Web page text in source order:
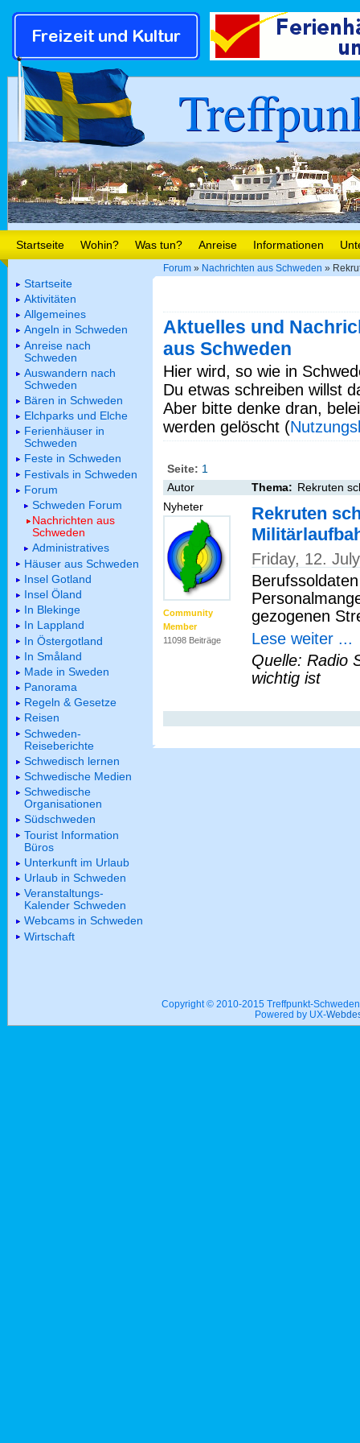
Startseite Wohin? Was tun? Anreise Informationen
Forum » Nachrichten aus Schweden »
Aktuelles und
aus Schweden
Hier wird, so wie in
Du etwas schreiben willst
Aber bitte denke dran,
werden gelöscht (
Seite: 1
Autor
Thema: Rekruten
Nyheter
Community
Member
11098 Beiträge
Rekruten
Friday, 12.
gezogenen
Lese weiter ...
Quelle: Radio
wichtig ist
Startseite
Aktivitäten
Allgemeines
Angeln in Schweden
Anreise nach
Schweden
Auswandern nach
Schweden
Bären in Schweden
Elchparks und Elche
Ferienhäuser in
Schweden
Feste in Schweden
Festivals in Schweden
Forum
Schweden Forum
Nachrichten aus
Schweden
Administratives
Häuser aus Schweden
Insel Gotland
Insel Öland
In Blekinge
In Lappland
In Östergotland
In Småland
Made in Sweden
Panorama
Regeln & Gesetze
Reisen
Schweden-
Reiseberichte
Schwedisch lernen
Schwedische Medien
Schwedische
Organisationen
Südschweden
Tourist Information
Büros
Unterkunft im Urlaub
Urlaub in Schweden
Veranstaltungs-
Kalender Schweden
Webcams in Schweden
Wirtschaft
Copyright © 2010-2015 Treffpunkt-
Powered by UX-